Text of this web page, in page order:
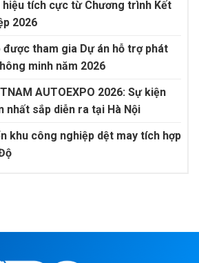
hiệu tích cực từ Chương trình Kết
2026
được tham gia Dự án hỗ trợ phát
minh năm 2026
AUTOEXPO 2026: Sự kiện
nhất sắp diễn ra tại Hà Nội
khu công nghiệp dệt may tích hợp